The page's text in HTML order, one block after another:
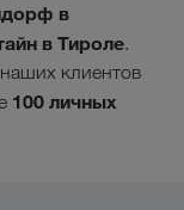
в
в Тироле.
клиентов
100 личных